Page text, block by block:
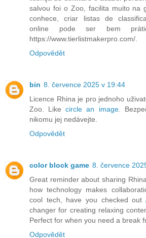
salvou foi o Zoo, facilita muito na
conhece, criar listas de
online pode ser bem
https://www.tierlistmakerpro.com/.
Odpovědět
bin 8. července 2025 v 19:44
Licence Rhina je pro jednoho
Zoo. Likecircle an image.
nikomu jej nedávejte.
Odpovědět
color block game 8. července
Great reminder about sharing
how technology makes
cool tech, have you checked out
changer for creating relaxing
Perfect for when you need a break
Odpovědět